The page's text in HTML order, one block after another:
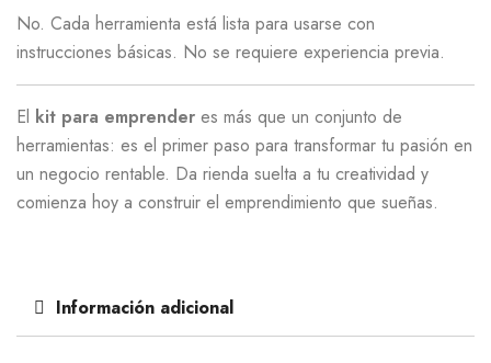
No. Cada herramienta está lista para usarse con
instrucciones básicas. No se requiere experiencia previa.
El kit para emprender es más que un conjunto de
herramientas: es el primer paso para transformar tu pasión en
un negocio rentable. Da rienda suelta a tu creatividad y
comienza hoy a construir el emprendimiento que sueñas.
Información adicional